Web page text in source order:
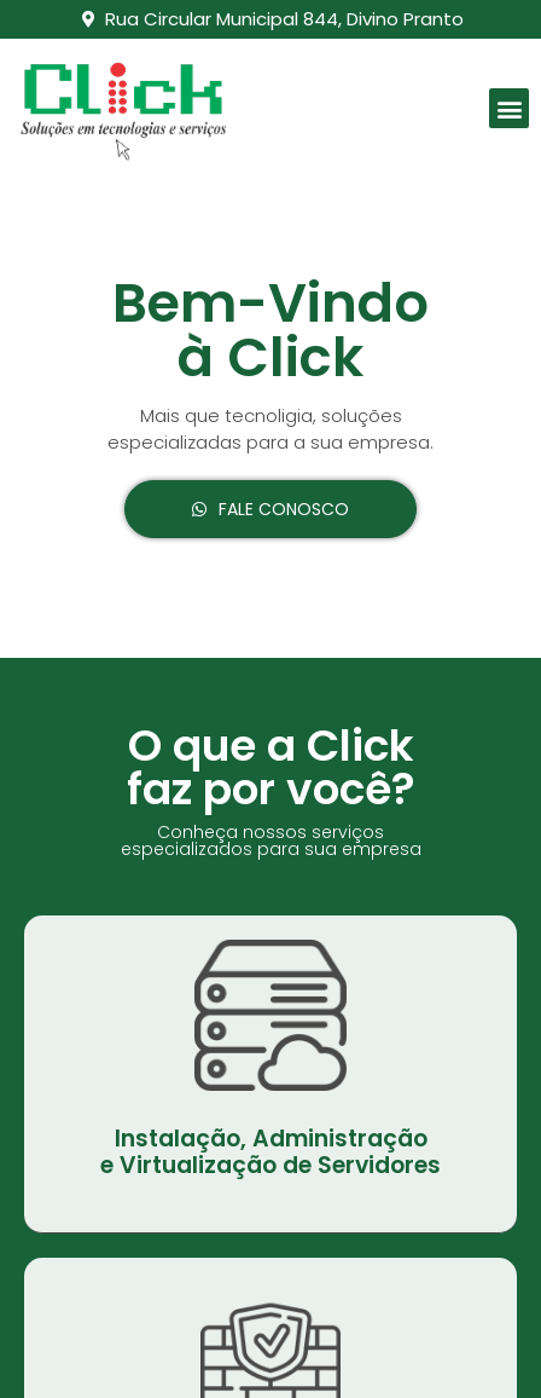
Rua Circular Municipal 844, Divino Pranto
Bem-Vindo
à Click
Mais que tecnoligia, soluções
especializadas para a sua empresa.
FALE CONOSCO
O que a Click
faz por você?
Conheça nossos serviços
especializados para sua empresa
Instalação, Administração
e Virtualização de Servidores